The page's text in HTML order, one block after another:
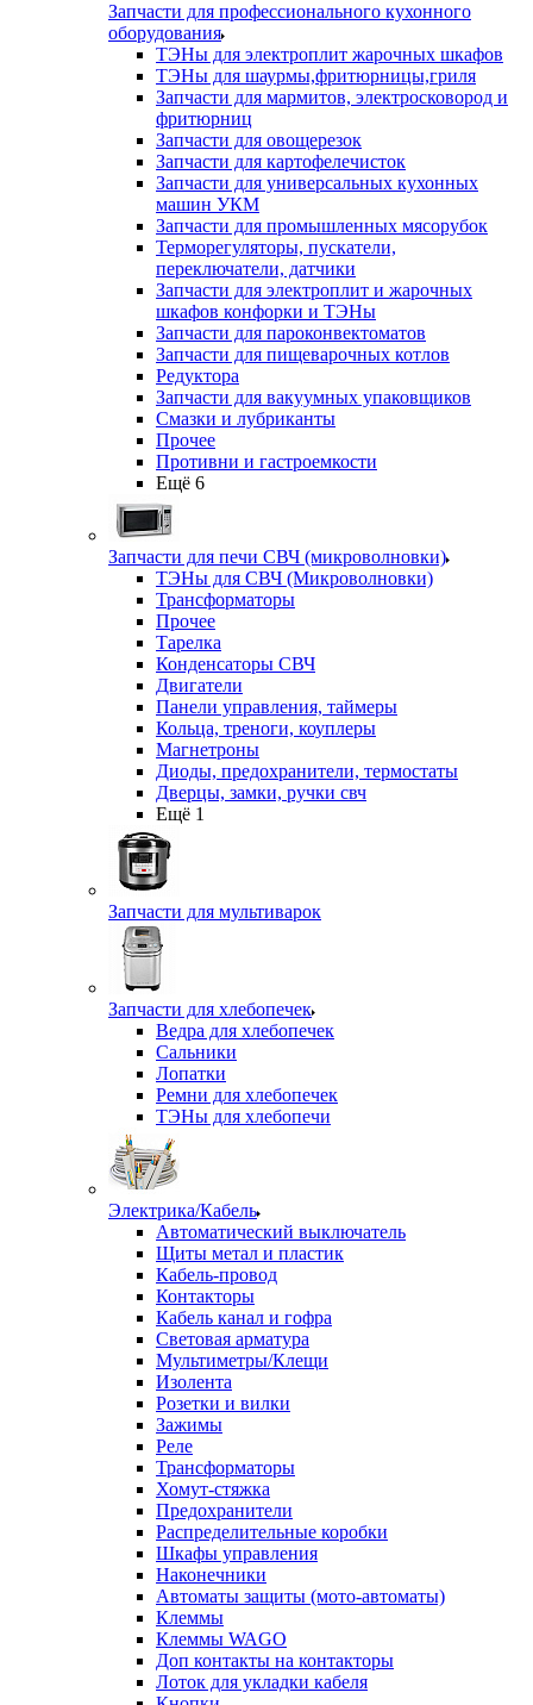
Запчасти для профессионального кухонного
оборудования
ТЭНы для электроплит жарочных шкафов
ТЭНы для шаурмы,фритюрницы,гриля
Запчасти для мармитов, электросковород и
фритюрниц
Запчасти для овощерезок
Запчасти для картофелечисток
Запчасти для универсальных кухонных
машин УКМ
Запчасти для промышленных мясорубок
Терморегуляторы, пускатели,
переключатели, датчики
Запчасти для электроплит и жарочных
шкафов конфорки и ТЭНы
Запчасти для пароконвектоматов
Запчасти для пищеварочных котлов
Редуктора
Запчасти для вакуумных упаковщиков
Смазки и лубриканты
Прочее
Противни и гастроемкости
Ещё 6
Запчасти для печи СВЧ (микроволновки)
ТЭНы для СВЧ (Микроволновки)
Трансформаторы
Прочее
Тарелка
Конденсаторы СВЧ
Двигатели
Панели управления, таймеры
Кольца, треноги, коуплеры
Магнетроны
Диоды, предохранители, термостаты
Дверцы, замки, ручки свч
Ещё 1
Запчасти для мультиварок
Запчасти для хлебопечек
Ведра для хлебопечек
Сальники
Лопатки
Ремни для хлебопечек
ТЭНы для хлебопечи
Электрика/Кабель
Автоматический выключатель
Щиты метал и пластик
Кабель-провод
Контакторы
Кабель канал и гофра
Световая арматура
Мультиметры/Клещи
Изолента
Розетки и вилки
Зажимы
Реле
Трансформаторы
Хомут-стяжка
Предохранители
Распределительные коробки
Шкафы управления
Наконечники
Автоматы защиты (мото-автоматы)
Клеммы
Клеммы WAGO
Доп контакты на контакторы
Лоток для укладки кабеля